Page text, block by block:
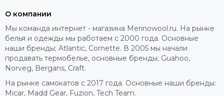
О компании
Мы команда интернет - магазина Merinowool.ru. На рынке
белья и одежды мы работаем с 2000 года. Основные
наши бренды; Atlantic, Cornette. В 2005 мы начали
продавать термобелье, основные бренды; Guahoo,
Norveg, Bergans, Craft.
На рынке самокатов с 2017 года. Основные наши бренды:
Micar, Madd Gear, Fuzion, Tech Team.